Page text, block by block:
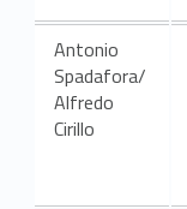
Antonio
Spadafora/
Alfredo
Cirillo